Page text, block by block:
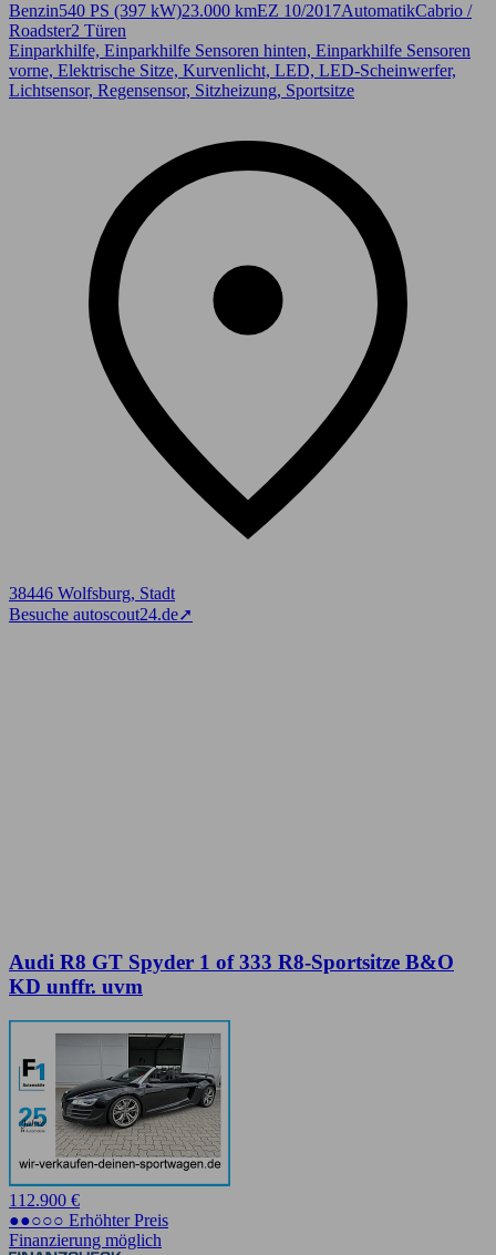
Benzin540 PS (397 kW)23.000 kmEZ 10/2017AutomatikCabrio /
Roadster2 Türen
Einparkhilfe, Einparkhilfe Sensoren hinten, Einparkhilfe Sensoren
vorne, Elektrische Sitze, Kurvenlicht, LED, LED-Scheinwerfer,
Lichtsensor, Regensensor, Sitzheizung, Sportsitze
38446 Wolfsburg, Stadt
Besuche autoscout24.de➚
Audi R8 GT Spyder 1 of 333 R8-Sportsitze B&O
KD unffr. uvm
112.900 €
●●○○○ Erhöhter Preis
Finanzierung möglich